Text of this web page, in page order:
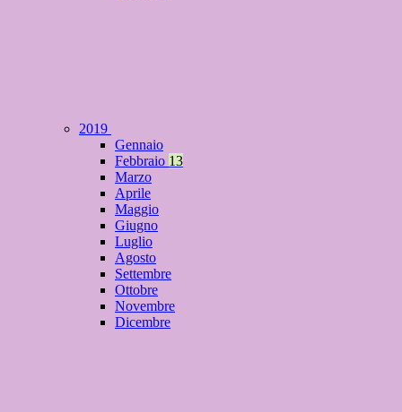
2019
Gennaio
Febbraio 13
Marzo
Aprile
Maggio
Giugno
Luglio
Agosto
Settembre
Ottobre
Novembre
Dicembre